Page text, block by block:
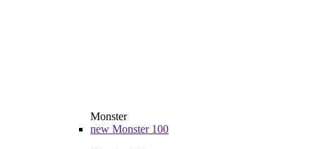
Monster
new Monster 100